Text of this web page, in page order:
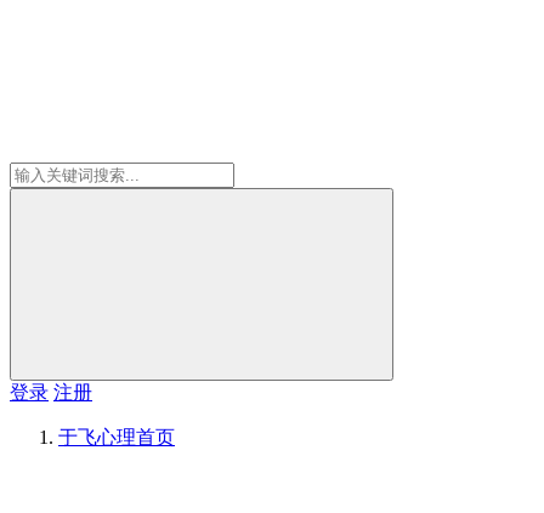
登录 注册
于飞心理首页